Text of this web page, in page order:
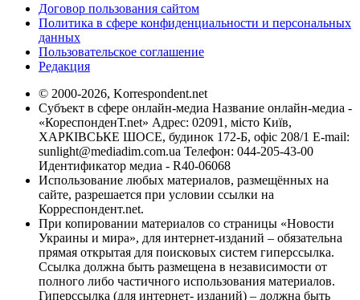
Договор пользования сайтом
Политика в сфере конфиденциальности и персональных
данных
Пользовательское соглашение
Редакция
© 2000-2026, Korrespondent.net
Субъект в сфере онлайн-медиа Название онлайн-медиа -
«КореспонденТ.net» Адрес: 02091, місто Київ,
ХАРКІВСЬКЕ ШОСЕ, будинок 172-Б, офіс 208/1 E-mail:
sunlight@mediadim.com.ua Телефон: 044-205-43-00
Идентификатор медиа - R40-06068
Использование любых материалов, размещённых на
сайте, разрешается при условии ссылки на
Корреспондент.net.
При копировании материалов со страницы «Новости
Украины и мира», для интернет-изданий – обязательна
прямая открытая для поисковых систем гиперссылка.
Ссылка должна быть размещена в независимости от
полного либо частичного использования материалов.
Гиперссылка (для интернет- изданий) – должна быть